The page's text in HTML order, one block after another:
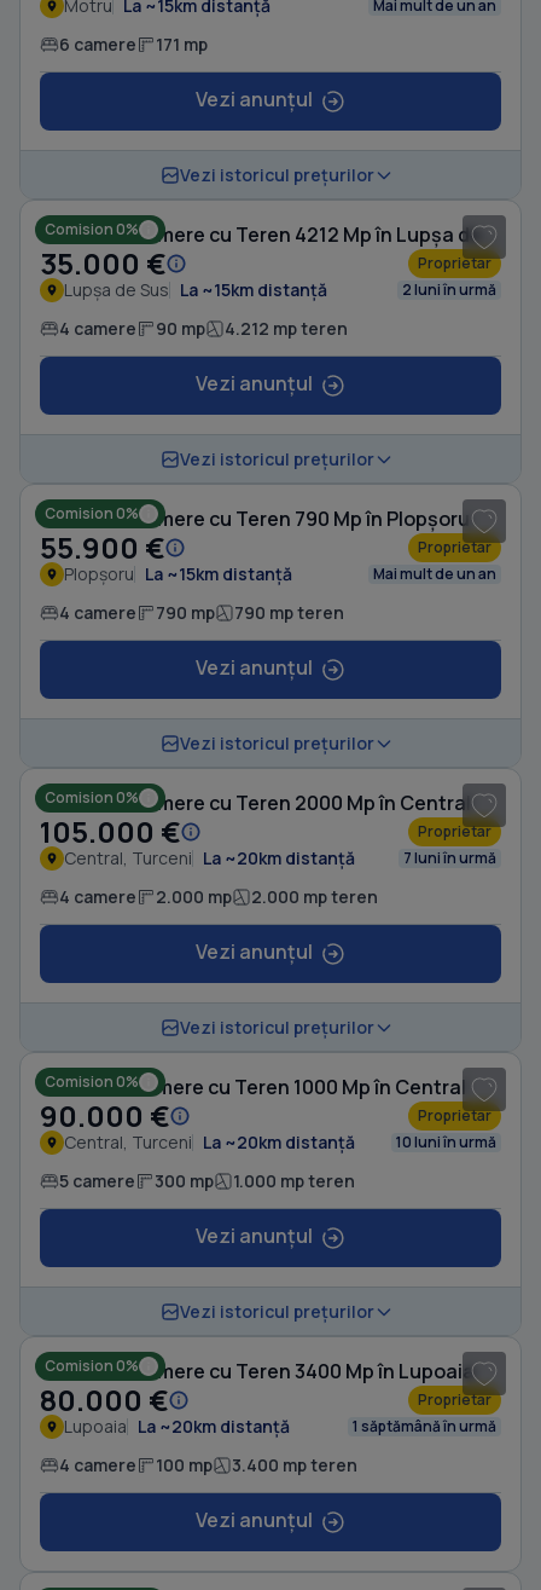
Motru La ~15km distanță Mai mult de un an
6 camere 171 mp
Vezi anunțul
Vezi istoricul prețurilor
Comision 0% Casă cu 4 camere cu Teren 4212 Mp în Lupșa de Sus
35.000 € Proprietar
Lupșa de Sus La ~15km distanță 2 luni în urmă
4 camere 90 mp 4.212 mp teren
Vezi anunțul
Vezi istoricul prețurilor
Comision 0%
Casă cu 4 camere cu Teren 790 Mp în Plopșoru
55.900 € Proprietar
Plopșoru La ~15km distanță Mai mult de un an
4 camere 790 mp 790 mp teren
Vezi anunțul
Vezi istoricul prețurilor
Comision 0%
Casă cu 4 camere cu Teren 2000 Mp în Central
105.000 € Proprietar
Central, Turceni La ~20km distanță 7 luni în urmă
4 camere 2.000 mp 2.000 mp teren
Vezi anunțul
Vezi istoricul prețurilor
Comision 0%
Casă cu 5 camere cu Teren 1000 Mp în Central
90.000 € Proprietar
Central, Turceni La ~20km distanță 10 luni în urmă
5 camere 300 mp 1.000 mp teren
Vezi anunțul
Vezi istoricul prețurilor
Comision 0%
Casă cu 4 camere cu Teren 3400 Mp în Lupoaia
80.000 € Proprietar
Lupoaia La ~20km distanță 1 săptămână în urmă
4 camere 100 mp 3.400 mp teren
Vezi anunțul